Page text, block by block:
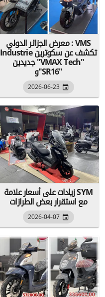
معرض الجزائر الدولي : VMS
Industrie تكشف عن سكوترين
جديدين "VMAX Tech"
و"SR16"
2026-06-23
زيادات على أسعار علامة SYM
مع استقرار بعض الطرازات
2026-04-07